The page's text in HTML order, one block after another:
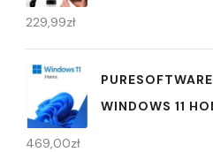
229,99zł
WINDOWS 11
469,00zł